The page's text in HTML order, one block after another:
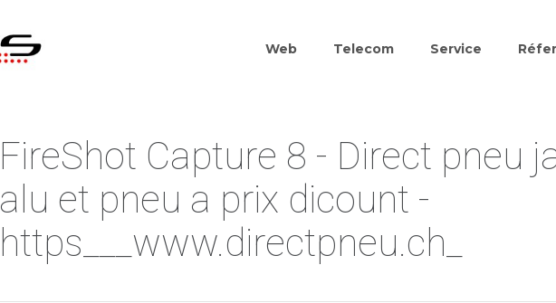
Web Telecom Service
FireShot Capture 8 - Direct pneu
alu et pneu a prix dicount -
https___www.directpneu.ch_